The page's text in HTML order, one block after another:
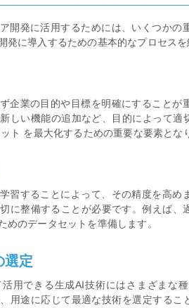
開発に活用するためには、いくつか
発に導入するための基本的なプロセスを
企業の目的や目標を明確にすることが
しい機能の追加など、目的によって適
ト を最大化するための重要な要素とな
習することによって、その精度を高め
に整備することが必要です。例えば
めのデータセットを準備します。
選定
用できる生成AI技術にはさまざまな
用途に応じて最適な技術を選定する